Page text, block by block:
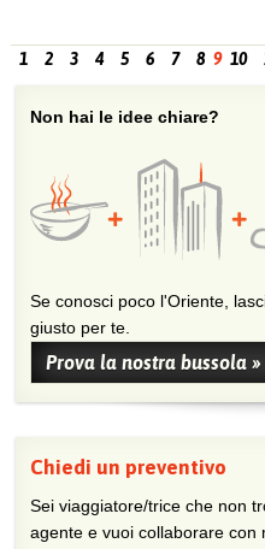
1 2 3 4 5 6 7 8 9 10
Non hai le idee chiare?
Se conosci poco l'Oriente,
giusto per te.
Prova la nostra bussola »
Chiedi un preventivo
Sei viaggiatore/trice che non trova un’agenzia vicina o sei
agente e vuoi collaborare con